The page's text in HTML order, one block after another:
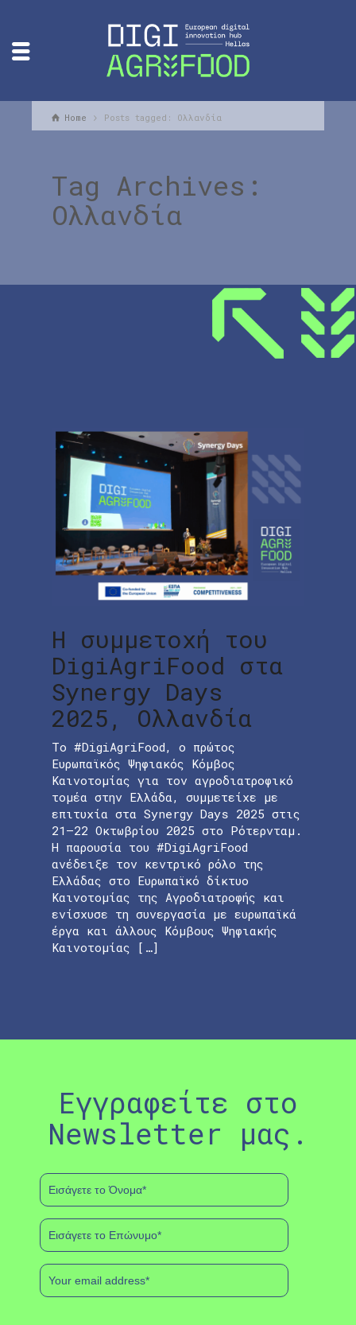
Home Posts tagged: Ολλανδία
Tag Archives:
Ολλανδία
Η συμμετοχή του
DigiAgriFood στα
Synergy Days
2025, Ολλανδία
Το #DigiAgriFood, ο πρώτος
Ευρωπαϊκός Ψηφιακός Κόμβος
Καινοτομίας για τον αγροδιατροφικό
τομέα στην Ελλάδα, συμμετείχε με
επιτυχία στα Synergy Days 2025 στις
21–22 Οκτωβρίου 2025 στο Ρότερνταμ.
Η παρουσία του #DigiAgriFood
ανέδειξε τον κεντρικό ρόλο της
Ελλάδας στο Ευρωπαϊκό δίκτυο
Καινοτομίας της Αγροδιατροφής και
ενίσχυσε τη συνεργασία με ευρωπαϊκά
έργα και άλλους Κόμβους Ψηφιακής
Καινοτομίας […]
Εγγραφείτε στο
Newsletter μας.